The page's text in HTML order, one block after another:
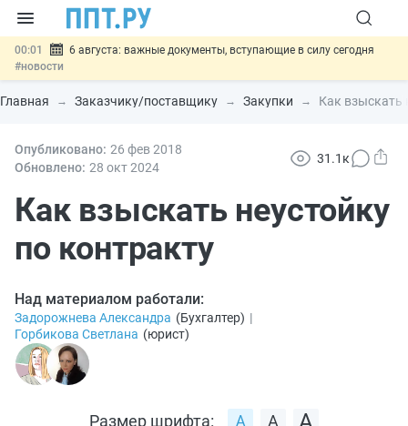
00:01
6 августа: важные документы, вступающие в силу сегодня
#новости
05.08 Обновили сообщения НПФ о договорах НПО и долгосрочных
сбережений#новости
05.08 Систему страхования вкладов распространили на электронные
кошельки#новости
#новости
Главная Заказчику/поставщику Закупки Как взыскать
Опубликовано: 26 фев2018
Обновлено: 28 окт2024
31.1к
Как взыскать неустойку
по контракту
Над материалом работали:
Задорожнева Александра (Бухгалтер) |
Горбикова Светлана (юрист)
Размер шрифта: